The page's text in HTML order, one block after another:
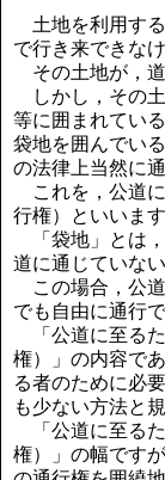
武田正男の独り言
土地を利用する
で行き来できな
その土地が，道
しかし，その
等に囲まれてい
袋地を囲んでい
の法律上当然に
これを，公道
行権）といいます
「袋地」とは
道に通じていな
この場合，公
でも自由に通行
「公道に至る
権）」の内容で
る者のために必
も少ない方法と
「公道に至る
権）」の幅です